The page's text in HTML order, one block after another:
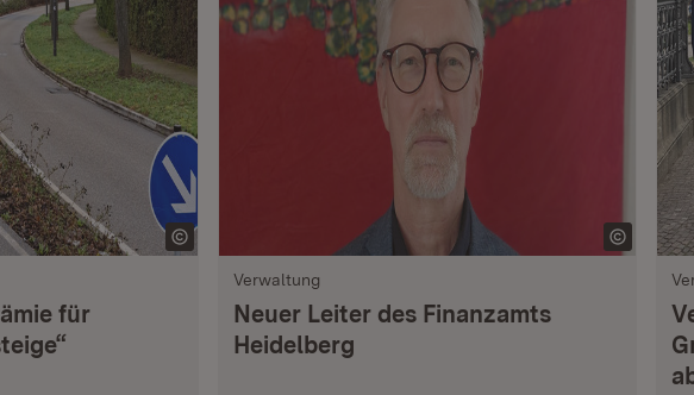
für
Verwaltung
Neuer Leiter des Finanzamts
Heidelberg